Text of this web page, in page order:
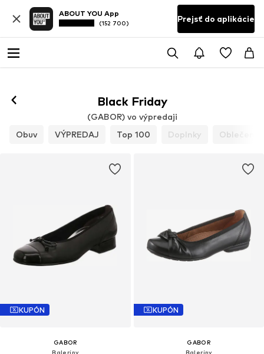
ABOUT YOU App
(152 700) Prejsť do aplikácie
Black Friday
(GABOR) vo výpredaji
Obuv
VÝPREDAJ Top 100 Doplnky Oblečenie
KUPÓN
GABOR
Baleríny
KUPÓN
GABOR
Baleríny